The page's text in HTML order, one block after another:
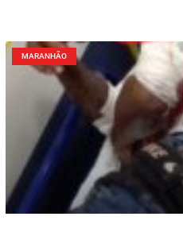
MARANHÃO